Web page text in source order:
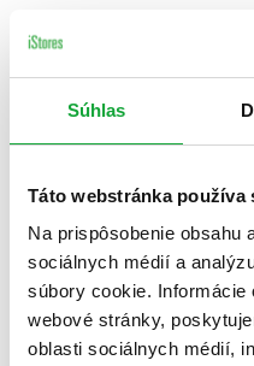
Súhlas
Táto webstránka používa
Na prispôsobenie obsahu
sociálnych médií a
súbory cookie. Informácie
webové stránky,
oblasti sociálnych médií,